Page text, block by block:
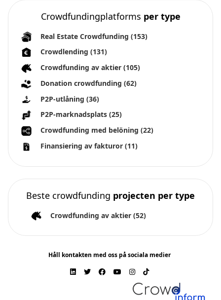
Crowdfundingplatforms per type
Real Estate Crowdfunding (153)
Crowdlending (131)
Crowdfunding av aktier (105)
Donation crowdfunding (62)
P2P-utlåning (36)
P2P-marknadsplats (25)
Crowdfunding med belöning (22)
Finansiering av fakturor (11)
Beste crowdfunding projecten per type
Crowdfunding av aktier (52)
Håll kontakten med oss på sociala medier